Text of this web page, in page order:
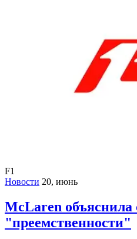
F1
Новости 20, июнь
McLaren объяснила
"преемственности"